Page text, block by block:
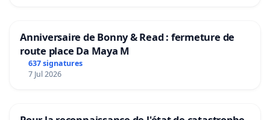
Anniversaire de Bonny & Read : fermeture de
route place Da Maya M
637 signatures
7 Jul 2026